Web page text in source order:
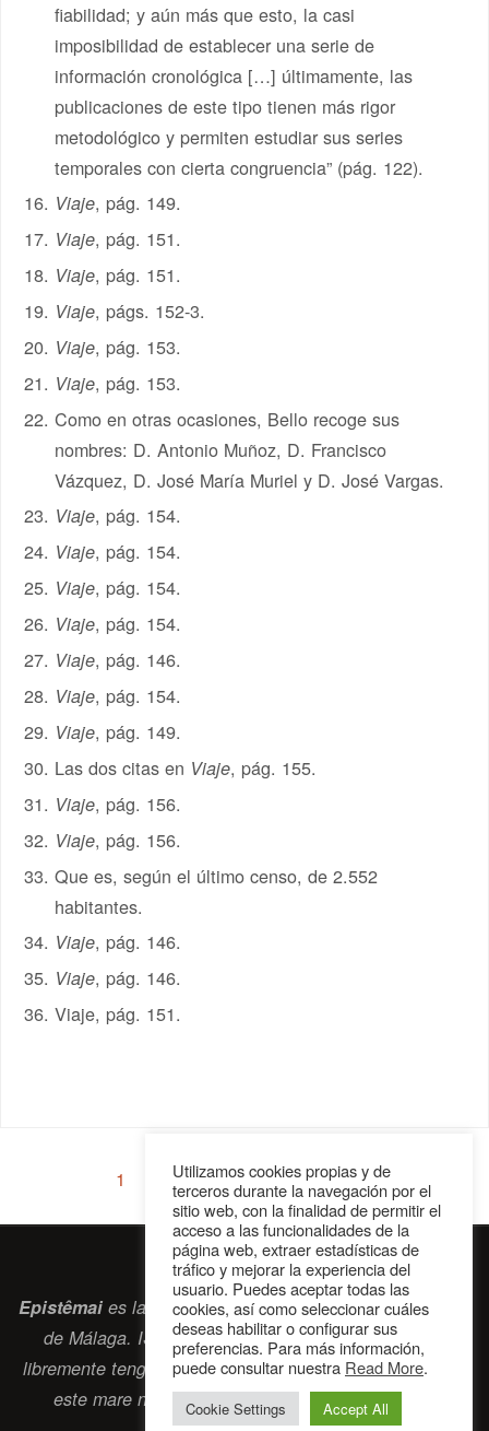
fiabilidad; y aún más que esto, la casi
imposibilidad de establecer una serie de
información cronológica […] últimamente, las
publicaciones de este tipo tienen más rigor
metodológico y permiten estudiar sus series
temporales con cierta congruencia” (pág. 122).
Viaje, pág. 149.
Viaje, pág. 151.
Viaje, pág. 151.
Viaje, págs. 152-3.
Viaje, pág. 153.
Viaje, pág. 153.
Como en otras ocasiones, Bello recoge sus
nombres: D. Antonio Muñoz, D. Francisco
Vázquez, D. José María Muriel y D. José Vargas.
Viaje, pág. 154.
Viaje, pág. 154.
Viaje, pág. 154.
Viaje, pág. 154.
Viaje, pág. 146.
Viaje, pág. 154.
Viaje, pág. 149.
Las dos citas en Viaje, pág. 155.
Viaje, pág. 156.
Viaje, pág. 156.
Que es, según el último censo, de 2.552
habitantes.
Viaje, pág. 146.
Viaje, pág. 146.
Viaje, pág. 151.
1 2 3 4
Epistêmaies la revista digital de la Sociedad Erasmiana
de Málaga. ISSN 2697-2468. Bienvenidos cuantos
libremente tengan algo que intercambiar navegando por
este mare nostrumque es el océano erasmiano.
Utilizamos cookies propias y de
terceros durante la navegación por el
sitio web, con la finalidad de permitir el
acceso a las funcionalidades de la
página web, extraer estadísticas de
tráfico y mejorar la experiencia del
usuario. Puedes aceptar todas las
cookies, así como seleccionar cuáles
deseas habilitar o configurar sus
preferencias. Para más información,
puede consultar nuestra Read More.
Cookie Settings Accept All